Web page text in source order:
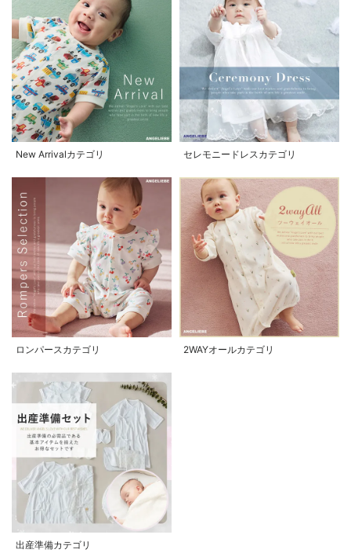
New Arrivalカテゴリ セレモニードレスカテゴリ
ロンパースカテゴリ 2WAYオールカテゴリ
出産準備カテゴリ